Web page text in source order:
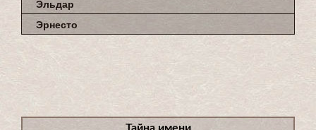
Эльдар
Эрнесто